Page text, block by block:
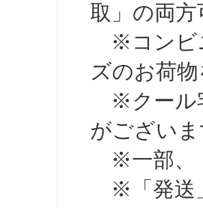
取」の両
※コンビニ
ズのお荷
※クール宅
がございま
※一部、「
※「発送」